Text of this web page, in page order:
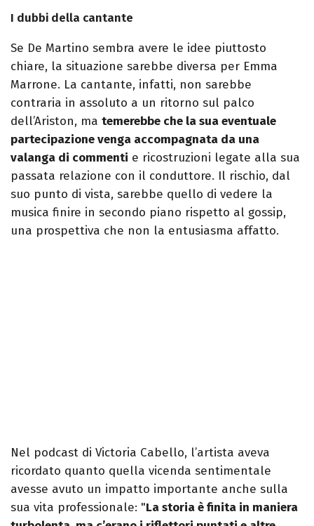
I dubbi della cantante
Se De Martino sembra avere le idee piuttosto
chiare, la situazione sarebbe diversa per Emma
Marrone. La cantante, infatti, non sarebbe
contraria in assoluto a un ritorno sul palco
dell’Ariston, ma temerebbe che la sua eventuale
partecipazione venga accompagnata da una
valanga di commenti e ricostruzioni legate alla sua
passata relazione con il conduttore. Il rischio, dal
suo punto di vista, sarebbe quello di vedere la
musica finire in secondo piano rispetto al gossip,
una prospettiva che non la entusiasma affatto.
Nel podcast di Victoria Cabello, l’artista aveva
ricordato quanto quella vicenda sentimentale
avesse avuto un impatto importante anche sulla
sua vita professionale: "La storia è finita in maniera